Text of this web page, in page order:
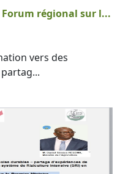
régional sur l...
vers des